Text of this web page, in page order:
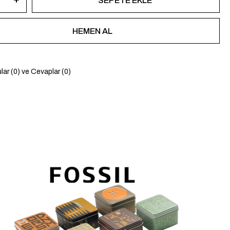
(0) ve Cevaplar (0)